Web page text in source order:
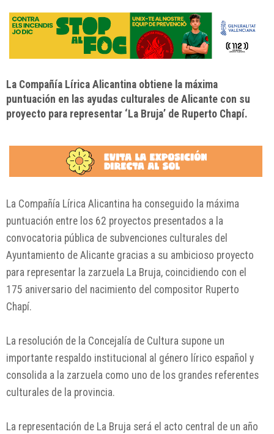
La Compañía Lírica Alicantina obtiene la máxima
puntuación en las ayudas culturales de Alicante con su
proyecto para representar ‘La Bruja’ de Ruperto Chapí.
La Compañía Lírica Alicantina ha conseguido la máxima
puntuación entre los 62 proyectos presentados a la
convocatoria pública de subvenciones culturales del
Ayuntamiento de Alicante gracias a su ambicioso proyecto
para representar la zarzuela La Bruja, coincidiendo con el
175 aniversario del nacimiento del compositor Ruperto
Chapí.
La resolución de la Concejalía de Cultura supone un
importante respaldo institucional al género lírico español y
consolida a la zarzuela como uno de los grandes referentes
culturales de la provincia.
La representación de La Bruja será el acto central de un año